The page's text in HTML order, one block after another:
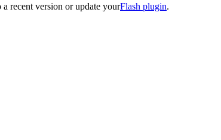
recent version or update yourFlash plugin.